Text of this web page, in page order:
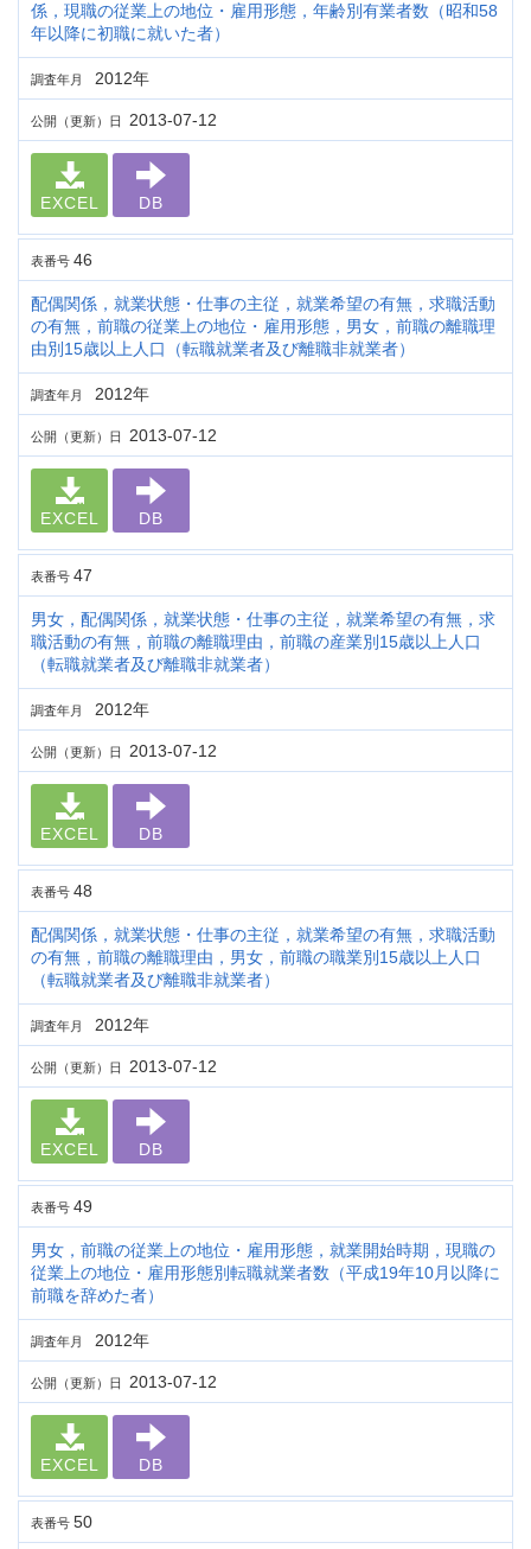
係，現職の従業上の地位・雇用形態，年齢別有業者数（昭和58
年以降に初職に就いた者）
調査年月 2012年
公開（更新）日 2013-07-12
EXCEL DB
表番号 46
配偶関係，就業状態・仕事の主従，就業希望の有無，求職活動
の有無，前職の従業上の地位・雇用形態，男女，前職の離職理
由別15歳以上人口（転職就業者及び離職非就業者）
調査年月 2012年
公開（更新）日 2013-07-12
EXCEL DB
表番号 47
男女，配偶関係，就業状態・仕事の主従，就業希望の有無，求
職活動の有無，前職の離職理由，前職の産業別15歳以上人口
（転職就業者及び離職非就業者）
調査年月 2012年
公開（更新）日 2013-07-12
EXCEL DB
表番号 48
配偶関係，就業状態・仕事の主従，就業希望の有無，求職活動
の有無，前職の離職理由，男女，前職の職業別15歳以上人口
（転職就業者及び離職非就業者）
調査年月 2012年
公開（更新）日 2013-07-12
EXCEL DB
表番号 49
男女，前職の従業上の地位・雇用形態，就業開始時期，現職の
従業上の地位・雇用形態別転職就業者数（平成19年10月以降に
前職を辞めた者）
調査年月 2012年
公開（更新）日 2013-07-12
EXCEL DB
表番号 50